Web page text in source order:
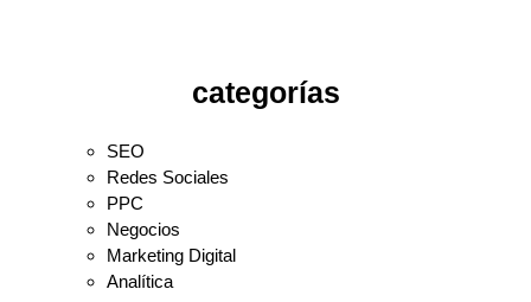
categorías
SEO
Redes Sociales
PPC
Negocios
Marketing Digital
Analítica